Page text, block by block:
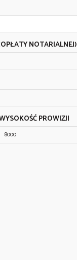
NOTARIALNEJ)
PROWIZJI